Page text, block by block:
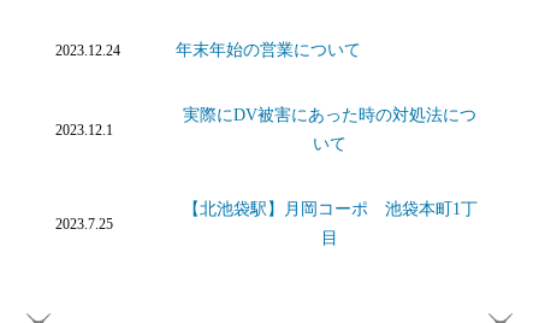
2023.12.24 年末年始の営業について
2023.12.1
実際にDV被害にあった時の対処法につ
いて
2023.7.25
【北池袋駅】月岡コーポ 池袋本町1丁
目